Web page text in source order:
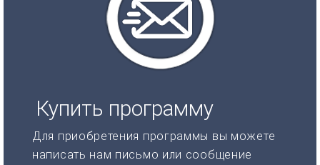
Купить программу
Для приобретения программы вы можете
написать нам письмо или сообщение